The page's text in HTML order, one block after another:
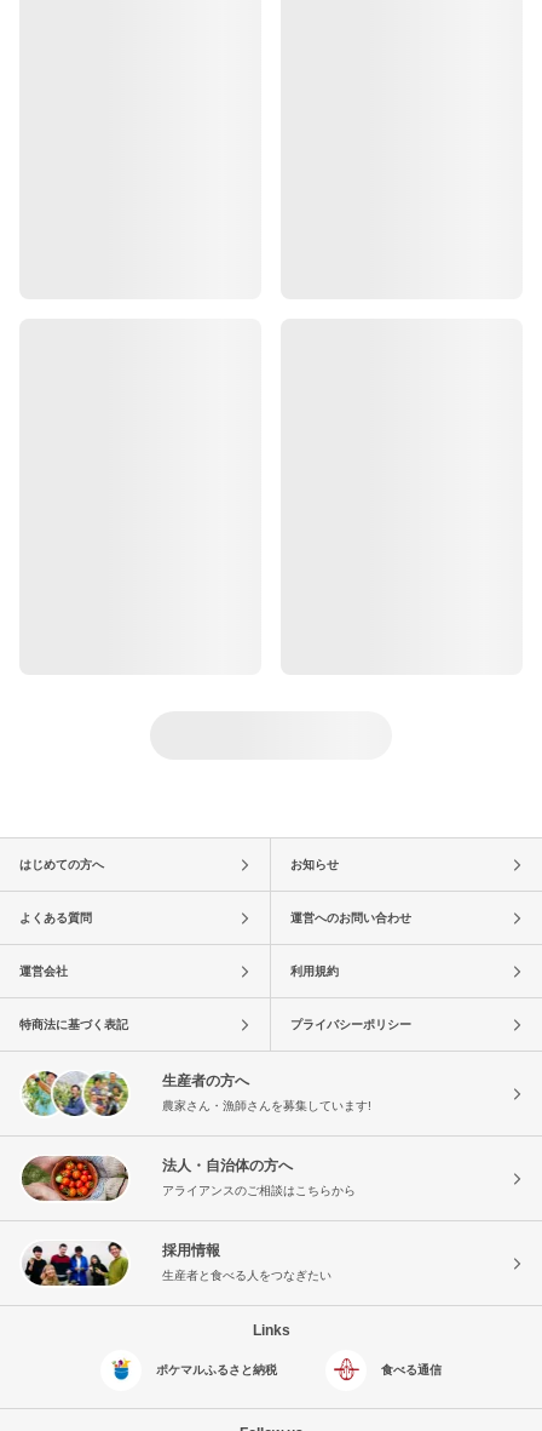
はじめての方へ お知らせ
よくある質問 運営へのお問い合わせ
運営会社 利用規約
特商法に基づく表記 プライバシーポリシー
生産者の方へ
農家さん・漁師さんを募集しています!
法人・自治体の方へ
アライアンスのご相談はこちらから
採用情報
生産者と食べる人をつなぎたい
Links
ポケマルふるさと納税 食べる通信